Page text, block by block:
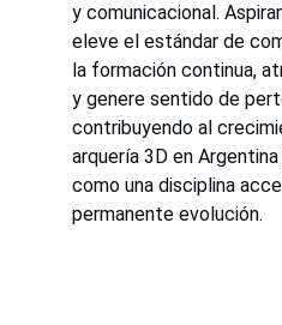
y comunicacional.
eleve el estándar de
la formación continua,
y genere sentido de
contribuyendo al
arquería 3D en
como una disciplina
permanente evolución.